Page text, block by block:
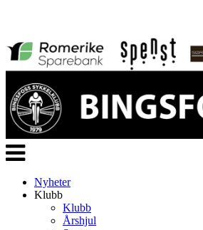
Veksle
navigasjon
Nyheter
Klubb
Klubb
Årshjul